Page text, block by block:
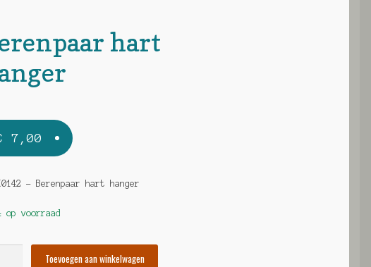
hart
7,00
– Berenpaar hart hanger
op voorraad
Toevoegen aan winkelwagen